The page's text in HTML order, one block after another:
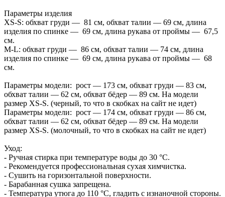
Параметры изделия
XS-S: обхват груди — 81 см, обхват талии — 69 см, длина
изделия по спинке — 69 см, длина рукава от проймы — 67,5
см.
M-L: обхват груди — 86 см, обхват талии — 74 см, длина
изделия по спинке — 69 см, длина рукава от проймы — 68
см.
Параметры модели: рост — 173 см, обхват груди — 83 см,
обхват талии — 62 см, обхват бёдер — 89 см. На модели
размер XS-S. (черный, то что в скобках на сайт не идет)
Параметры модели: рост — 174 см, обхват груди — 86 см,
обхват талии — 62 см, обхват бёдер — 89 см. На модели
размер XS-S. (молочный, то что в скобках на сайт не идет)
Уход:
- Ручная стирка при температуре воды до 30 °C.
- Рекомендуется профессиональная сухая химчистка.
- Сушить на горизонтальной поверхности.
- Барабанная сушка запрещена.
- Температура утюга до 110 °C, гладить с изнаночной стороны.